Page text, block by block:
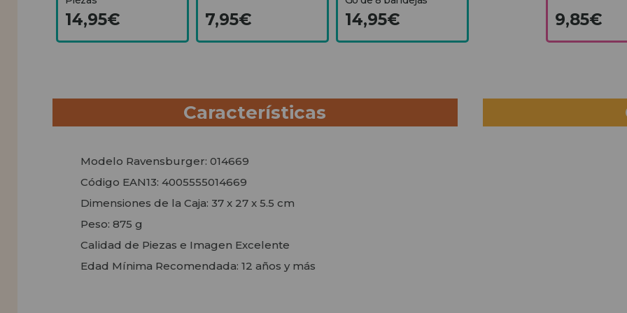
14,95€ 7,95€ 14,95€ 9,85€
Características
Modelo Ravensburger: 014669
Código EAN13: 4005555014669
Dimensiones de la Caja: 37 x 27 x 5.5 cm
Peso: 875 g
Calidad de Piezas e Imagen Excelente
Edad Mínima Recomendada: 12 años y más